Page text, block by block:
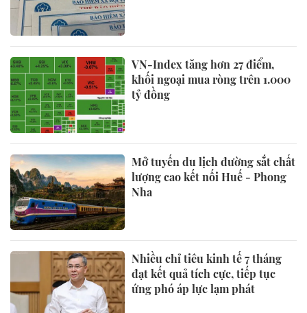
VN-Index tăng hơn 27 điểm,
khối ngoại mua ròng trên 1.000
tỷ đồng
Mở tuyến du lịch đường sắt chất
lượng cao kết nối Huế - Phong
Nha
Nhiều chỉ tiêu kinh tế 7 tháng
đạt kết quả tích cực, tiếp tục
ứng phó áp lực lạm phát